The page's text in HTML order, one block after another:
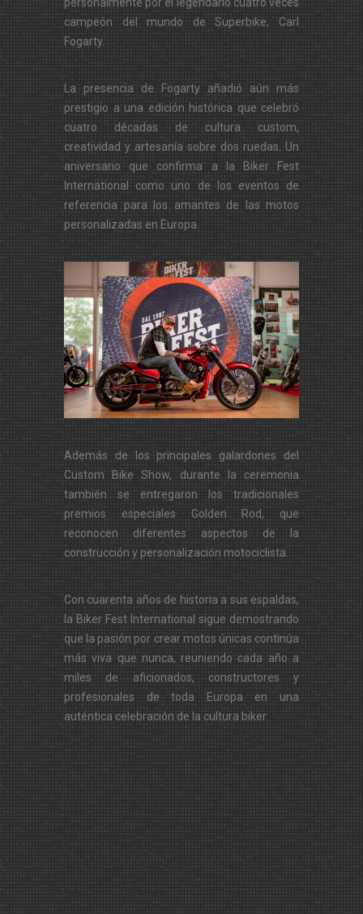
personalmente por el legendario cuatro veces
campeón del mundo de Superbike, Carl
Fogarty.
La presencia de Fogarty añadió aún más
prestigio a una edición histórica que celebró
cuatro décadas de cultura custom,
creatividad y artesanía sobre dos ruedas. Un
aniversario que confirma a la Biker Fest
International como uno de los eventos de
referencia para los amantes de las motos
personalizadas en Europa.
Además de los principales galardones del
Custom Bike Show, durante la ceremonia
también se entregaron los tradicionales
premios especiales Golden Rod, que
reconocen diferentes aspectos de la
construcción y personalización motociclista.
Con cuarenta años de historia a sus espaldas,
la Biker Fest International sigue demostrando
que la pasión por crear motos únicas continúa
más viva que nunca, reuniendo cada año a
miles de aficionados, constructores y
profesionales de toda Europa en una
auténtica celebración de la cultura biker.